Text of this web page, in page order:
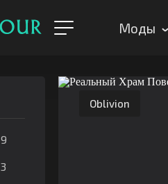
Моды
9
3
Oblivion